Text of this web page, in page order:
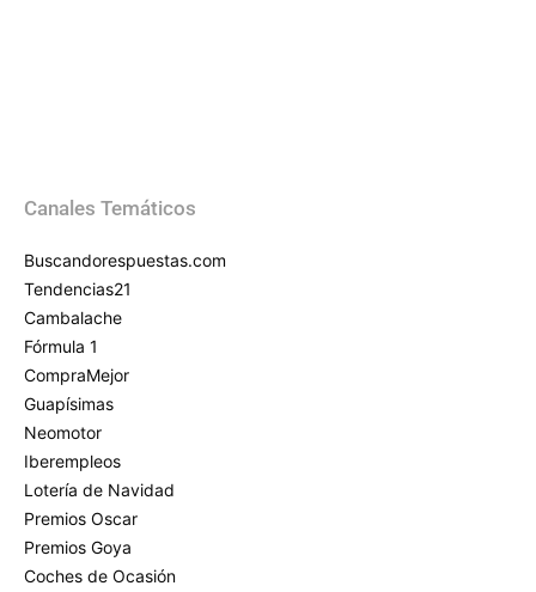
Canales Temáticos
Buscandorespuestas.com
Tendencias21
Cambalache
Fórmula 1
CompraMejor
Guapísimas
Neomotor
Iberempleos
Lotería de Navidad
Premios Oscar
Premios Goya
Coches de Ocasión